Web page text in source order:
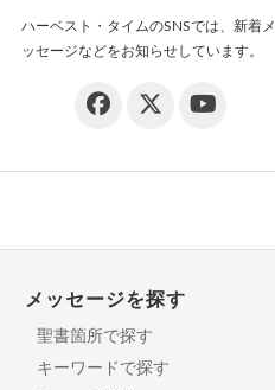
ハーベスト・タイムのSNSでは、新着メ
ッセージなどをお知らせしています。
メッセージを探す
聖書箇所で探す
キーワードで探す